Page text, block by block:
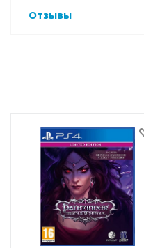
Отзывы